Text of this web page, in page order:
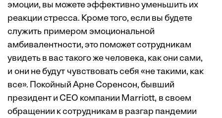
эмоции, вы можете эффективно уменьшить их
реакции стресса. Кроме того, если вы будете
служить примером эмоциональной
амбивалентности, это поможет сотрудникам
увидеть в вас такого же человека, как они сами,
и они не будут чувствовать себя «не такими, как
все». Покойный Арне Соренсон, бывший
президент и CEO компании Marriott, в своем
обращении к сотрудникам в разгар пандемии